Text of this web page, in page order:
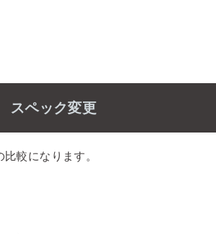
スペック変更
較になります。